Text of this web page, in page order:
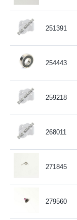
251391
254443
259218
268011
271845
279560